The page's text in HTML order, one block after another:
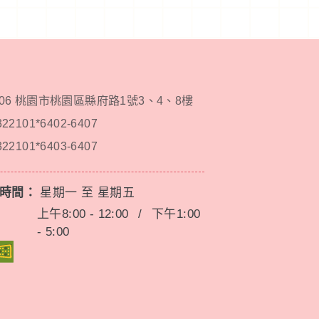
桃園市桃園區縣府路1號3、4、8樓
6407
6407
間： 星期一 至 星期五
上午8:00 - 12:00
/
下午1:00
- 5:00